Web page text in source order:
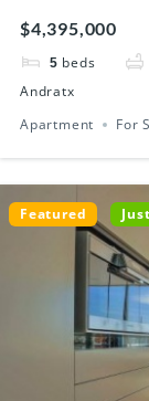
$4,395,000
5 beds
Andratx
Apartment
For
Featured